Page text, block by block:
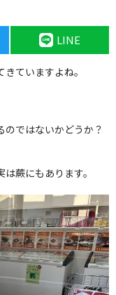
LINE
ていますよね。
のではないかどうか？
蕨にもあります。